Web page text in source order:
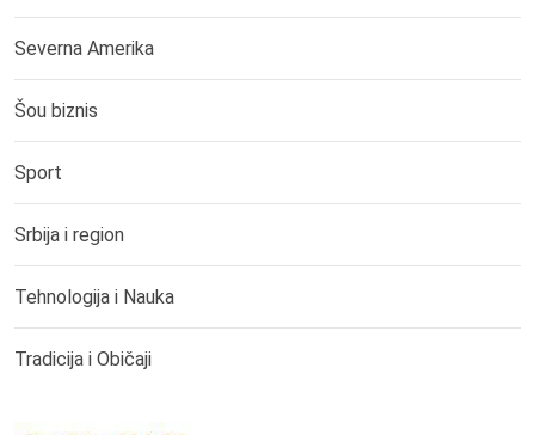
Severna Amerika
Šou biznis
Sport
Srbija i region
Tehnologija i Nauka
Tradicija i Običaji